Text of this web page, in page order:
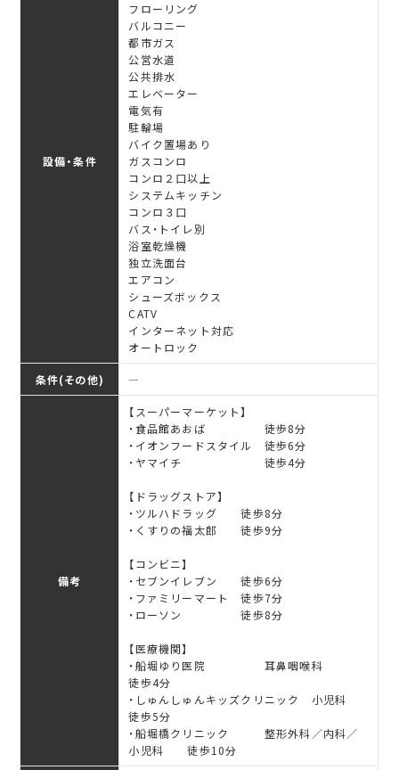
設備・条件
フローリング
バルコニー
都市ガス
公営水道
公共排水
エレベーター
電気有
駐輪場
バイク置場あり
ガスコンロ
コンロ２口以上
システムキッチン
コンロ３口
バス・トイレ別
浴室乾燥機
独立洗面台
エアコン
シューズボックス
CATV
インターネット対応
オートロック
条件(その他) ―
備考
【スーパーマーケット】
・食品館あおば 徒歩8分
・イオンフードスタイル 徒歩6分
・ヤマイチ 徒歩4分
【ドラッグストア】
・ツルハドラッグ 徒歩8分
・くすりの福太郎 徒歩9分
【コンビニ】
・セブンイレブン 徒歩6分
・ファミリーマート 徒歩7分
・ローソン 徒歩8分
【医療機関】
・船堀ゆり医院 耳鼻咽喉科
徒歩4分
・しゅんしゅんキッズクリニック 小児科
徒歩5分
・船堀橋クリニック 整形外科／内科／
小児科 徒歩10分